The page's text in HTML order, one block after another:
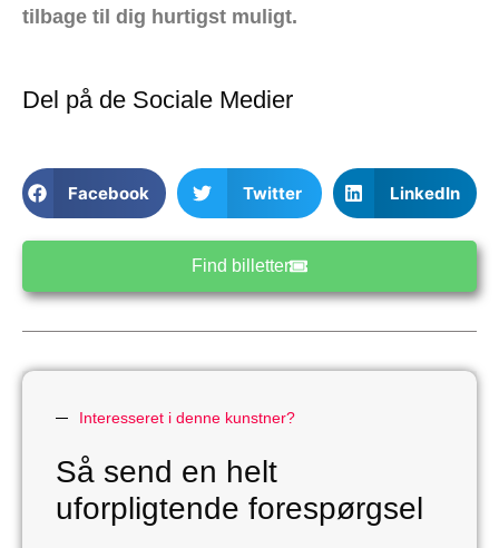
tilbage til dig hurtigst muligt.
Del på de Sociale Medier
Facebook Twitter LinkedIn
Find billetter
Interesseret i denne kunstner?
Så send en helt
uforpligtende forespørgsel